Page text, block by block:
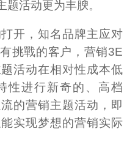
活动更为丰腴。
开，知名品牌主应对
挑戰的客户，营销3E
活动在相对性成本低
性进行新奇的、高档
的营销主题活动，即
实现梦想的营销实际